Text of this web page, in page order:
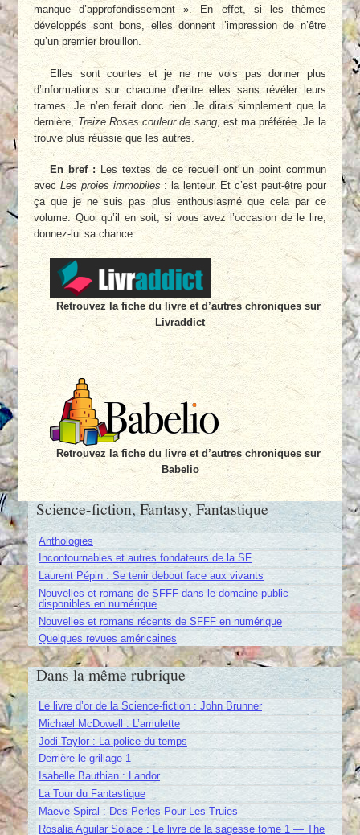
manque d’approfondissement ». En effet, si les thèmes
développés sont bons, elles donnent l’impression de n’être
qu’un premier brouillon.
Elles sont courtes et je ne me vois pas donner plus
d’informations sur chacune d’entre elles sans révéler leurs
trames. Je n’en ferait donc rien. Je dirais simplement que la
dernière, Treize Roses couleur de sang, est ma préférée. Je la
trouve plus réussie que les autres.
En bref :Les textes de ce recueil ont un point commun
avecLes proies immobiles: la lenteur. Et c’est peut-être pour
ça que je ne suis pas plus enthousiasmé que cela par ce
volume. Quoi qu’il en soit, si vous avez l’occasion de le lire,
donnez-lui sa chance.
Retrouvez la fiche du livre et d’autres chroniques sur
Livraddict
Retrouvez la fiche du livre et d’autres chroniques sur
Babelio
Science-fiction, Fantasy, Fantastique
Anthologies
Incontournables et autres fondateurs de la SF
Laurent Pépin : Se tenir debout face aux vivants
Nouvelles et romans de SFFF dans le domaine public
disponibles en numérique
Nouvelles et romans récents de SFFF en numérique
Quelques revues américaines
Dans la même rubrique
Le livre d’or de la Science-fiction : John Brunner
Michael McDowell : L’amulette
Jodi Taylor : La police du temps
Derrière le grillage 1
Isabelle Bauthian : Landor
La Tour du Fantastique
Maeve Spiral : Des Perles Pour Les Truies
Rosalia Aguilar Solace : Le livre de la sagesse tome 1 — The